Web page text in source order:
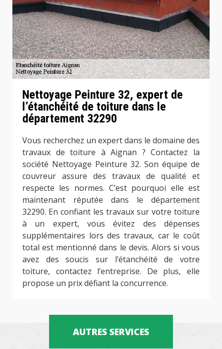
Nettoyage Peinture 32, expert de
l’étanchéité de toiture dans le
département 32290
Vous recherchez un expert dans le domaine des
travaux de toiture à Aignan ? Contactez la
société Nettoyage Peinture 32. Son équipe de
couvreur assure des travaux de qualité et
respecte les normes. C’est pourquoi elle est
maintenant réputée dans le département
32290. En confiant les travaux sur votre toiture
à un expert, vous évitez des dépenses
supplémentaires lors des travaux, car le coût
total est mentionné dans le devis. Alors si vous
avez des soucis sur l’étanchéité de votre
toiture, contactez l’entreprise. De plus, elle
propose un prix défiant la concurrence.
AUTRES SERVICES